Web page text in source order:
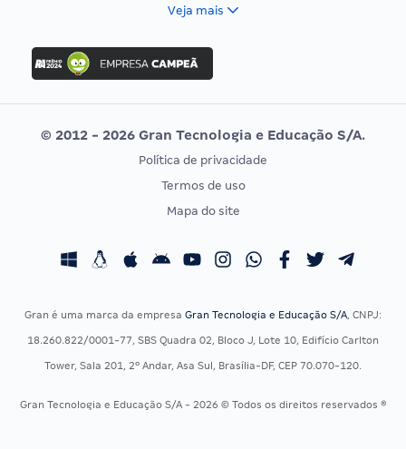
Concurso Ibama
Concurso MPU
Editais publicados
Vunesp
CONCURSOS POR PROFISSÃO
Concursos Fiscais
Residência Multiprofissional
EXAME DE ORDEM
Calendário OAB
Veja mais
© 2012 - 2026 Gran Tecnologia e Educação S/A.
Política de privacidade
Termos de uso
Mapa do site
Gran é uma marca da empresa Gran Tecnologia e Educação S/A, CNPJ:
18.260.822/0001-77, SBS Quadra 02, Bloco J, Lote 10, Edifício Carlton
Tower, Sala 201, 2º Andar, Asa Sul, Brasília-DF, CEP 70.070-120.
Gran Tecnologia e Educação S/A - 2026 © Todos os direitos reservados ®